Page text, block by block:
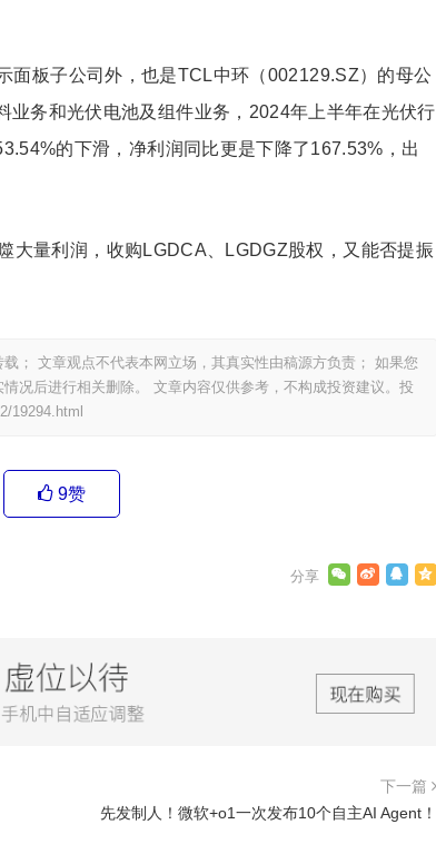
面板子公司外，也是TCL中环（002129.SZ）的母公
务和光伏电池及组件业务，2024年上半年在光伏行
的下滑，净利润同比更是下降了167.53%，出
大量利润，收购LGDCA、LGDGZ股权，又能否提振
； 文章观点不代表本网立场，其真实性由稿源方负责； 如果您
况后进行相关删除。 文章内容仅供参考，不构成投资建议。投
19294.html
9赞
下一篇
先发制人！微软+o1一次发布10个自主AI Agent！